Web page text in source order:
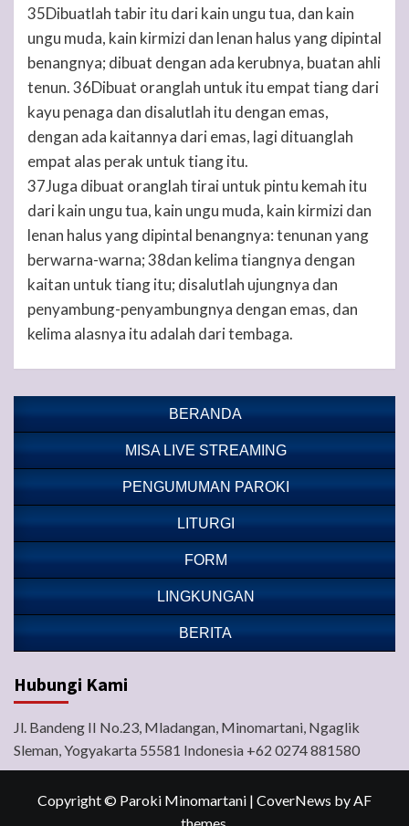
35Dibuatlah tabir itu dari kain ungu tua, dan kain
ungu muda, kain kirmizi dan lenan halus yang dipintal
benangnya; dibuat dengan ada kerubnya, buatan ahli
tenun. 36Dibuat oranglah untuk itu empat tiang dari
kayu penaga dan disalutlah itu dengan emas,
dengan ada kaitannya dari emas, lagi dituanglah
empat alas perak untuk tiang itu.
37Juga dibuat oranglah tirai untuk pintu kemah itu
dari kain ungu tua, kain ungu muda, kain kirmizi dan
lenan halus yang dipintal benangnya: tenunan yang
berwarna-warna; 38dan kelima tiangnya dengan
kaitan untuk tiang itu; disalutlah ujungnya dan
penyambung-penyambungnya dengan emas, dan
kelima alasnya itu adalah dari tembaga.
BERANDA
MISA LIVE STREAMING
PENGUMUMAN PAROKI
LITURGI
FORM
LINGKUNGAN
BERITA
Hubungi Kami
Jl. Bandeng II No.23, Mladangan, Minomartani, Ngaglik
Sleman, Yogyakarta 55581 Indonesia +62 0274 881580
Copyright © Paroki Minomartani | CoverNews by AF